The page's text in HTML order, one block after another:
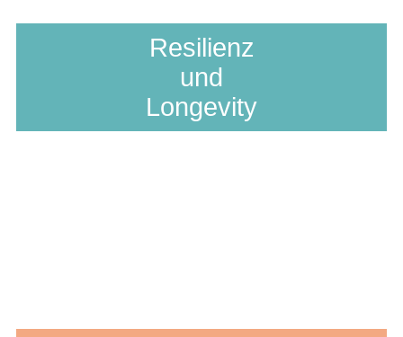
Resilienz
und
Longevity